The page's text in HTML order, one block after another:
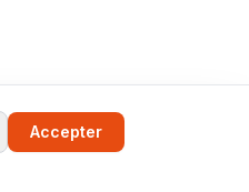
Accepter